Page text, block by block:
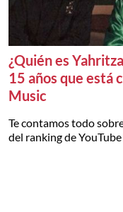
¿Quién es
15 años que está
Music
Te contamos todo
del ranking de